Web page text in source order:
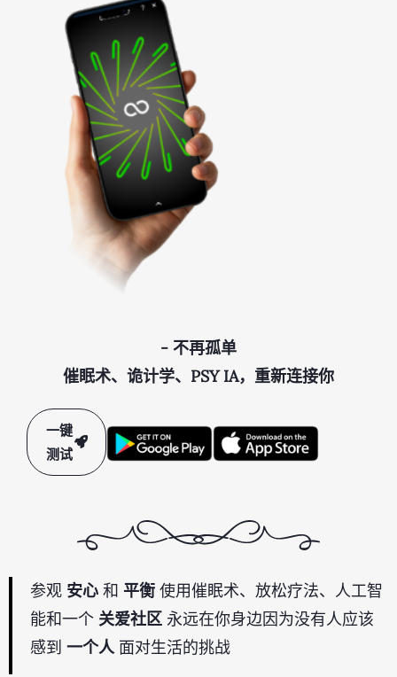
- 不再孤单
催眠术、诡计学、PSY IA，重新连接你
一键
测试
参观 安心 和 平衡 使用催眠术、放松疗法、人工智
能和一个 关爱社区 永远在你身边因为没有人应该
感到 一个人面对生活的挑战